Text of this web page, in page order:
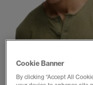
Cookie Banner
By clicking “Accept All